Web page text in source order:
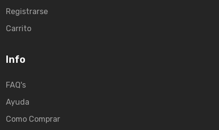
Registrarse
Carrito
Info
FAQ's
Ayuda
Como Comprar